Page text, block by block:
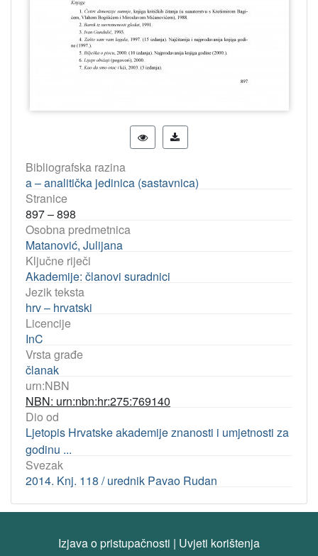
Bibliografska razina
a – analitička jedinica (sastavnica)
Stranice
897 – 898
Osobna predmetnica
Matanović, Julijana
Ključne riječi
Akademije: članovi suradnici
Jezik teksta
hrv – hrvatski
Licencije
InC
Vrsta građe
članak
urn:NBN
NBN: urn:nbn:hr:275:769140
Dio od
Ljetopis Hrvatske akademije znanosti i umjetnosti za
godinu ...
Svezak
2014. Knj. 118 / urednik Pavao Rudan
Izjava o pristupačnosti | Uvjeti korištenja